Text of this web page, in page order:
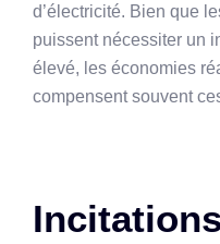
d’électricité. Bien que
puissent nécessiter un
élevé, les économies
compensent souvent